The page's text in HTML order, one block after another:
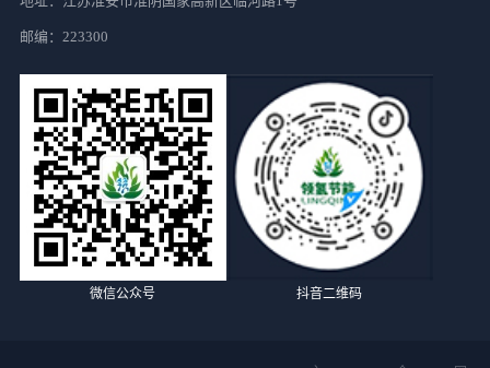
邮编：223300
微信公众号 抖音二维码